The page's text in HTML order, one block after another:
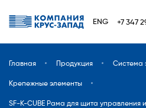
ENG +7 347
Главная Продукция Система
Крепежные элементы
SF-K-CUBE Рама для щита управления